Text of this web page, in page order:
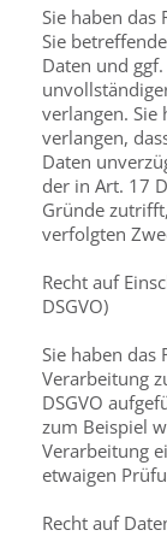
Sie haben das
Sie
Daten und
verlangen. Sie
verlangen,
Daten
der in Art. 17
Gründe
verfolgten
Recht auf
DSGVO)
Sie haben das
Verarbeitung
DSGVO
zum Beispiel
Verarbeitung
etwaigen
Recht auf